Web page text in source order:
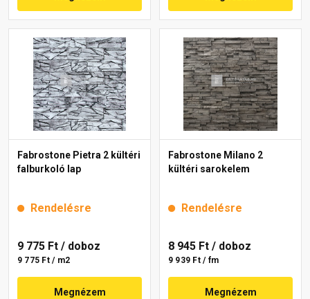
Fabrostone Pietra 2 kültéri
falburkoló lap
Rendelésre
9 775 Ft / doboz
9 775 Ft / m2
Megnézem
Fabrostone Milano 2
kültéri sarokelem
Rendelésre
8 945 Ft / doboz
9 939 Ft / fm
Megnézem